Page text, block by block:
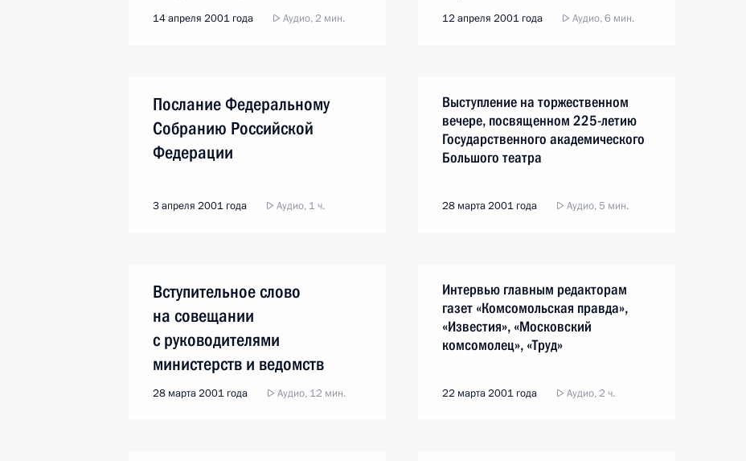
группировкой войск на Северном
14 апреля 2001 года Аудио, 2 мин. 12 апреля 2001 года Аудио, 6 мин.
Послание Федеральному
Собранию Российской
Федерации
3 апреля 2001 года Аудио, 1 ч.
Выступление на торжественном
вечере, посвященном 225-летию
Государственного академического
Большого театра
28 марта 2001 года Аудио, 5 мин.
Вступительное слово
на совещании
с руководителями
министерств и ведомств
28 марта 2001 года Аудио, 12 мин.
Интервью главным редакторам
газет «Комсомольская правда»,
«Известия», «Московский
комсомолец», «Труд»
22 марта 2001 года Аудио, 2 ч.